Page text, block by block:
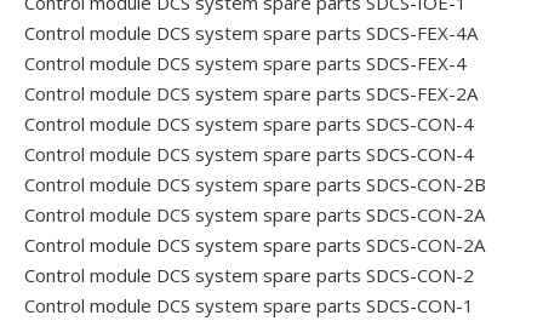
Control module DCS system spare parts SDCS-FEX-4A
Control module DCS system spare parts SDCS-FEX-4
Control module DCS system spare parts SDCS-FEX-2A
Control module DCS system spare parts SDCS-CON-4
Control module DCS system spare parts SDCS-CON-4
Control module DCS system spare parts SDCS-CON-2B
Control module DCS system spare parts SDCS-CON-2A
Control module DCS system spare parts SDCS-CON-2A
Control module DCS system spare parts SDCS-CON-2
Control module DCS system spare parts SDCS-CON-1